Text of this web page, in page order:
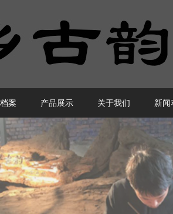
案 产品展示 关于我们 新闻